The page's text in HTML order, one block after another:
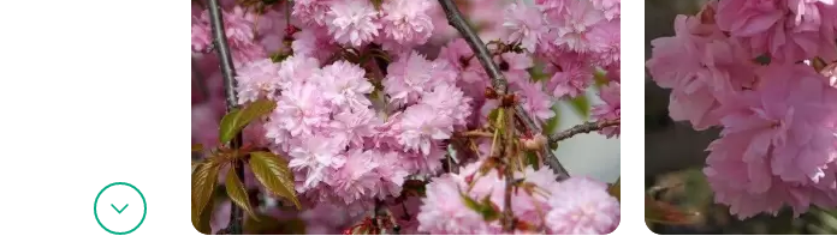
саджанець
домашня
саджанці